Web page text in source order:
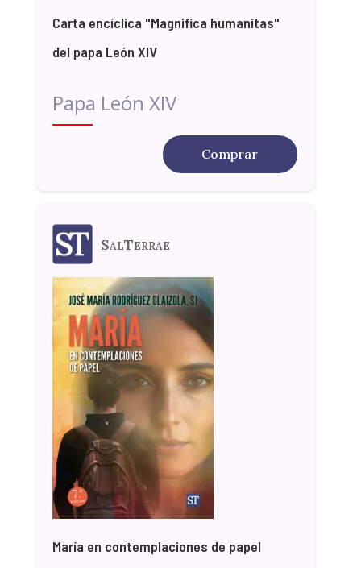
Carta encíclica "Magnifica humanitas"
del papa León XIV
Papa León XIV
Comprar
SalTerrae
María en contemplaciones de papel